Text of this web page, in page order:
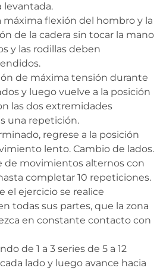
levantada.
máxima flexión del hombro y la
de la cadera sin tocar la mano
y las rodillas deben
de máxima tensión durante
y luego vuelve a la posición
las dos extremidades
una repetición.
regrese a la posición
lento. Cambio de lados.
de movimientos alternos con
completar 10 repeticiones.
el ejercicio se realice
todas sus partes, que la zona
en constante contacto con
de 1 a 3 series de 5 a 12
lado y luego avance hacia